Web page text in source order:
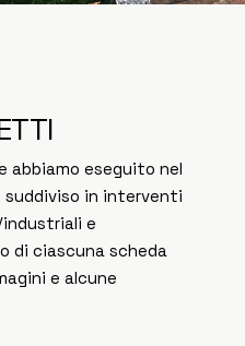
abbiamo eseguito nel
suddiviso in interventi
e
di ciascuna scheda
e alcune